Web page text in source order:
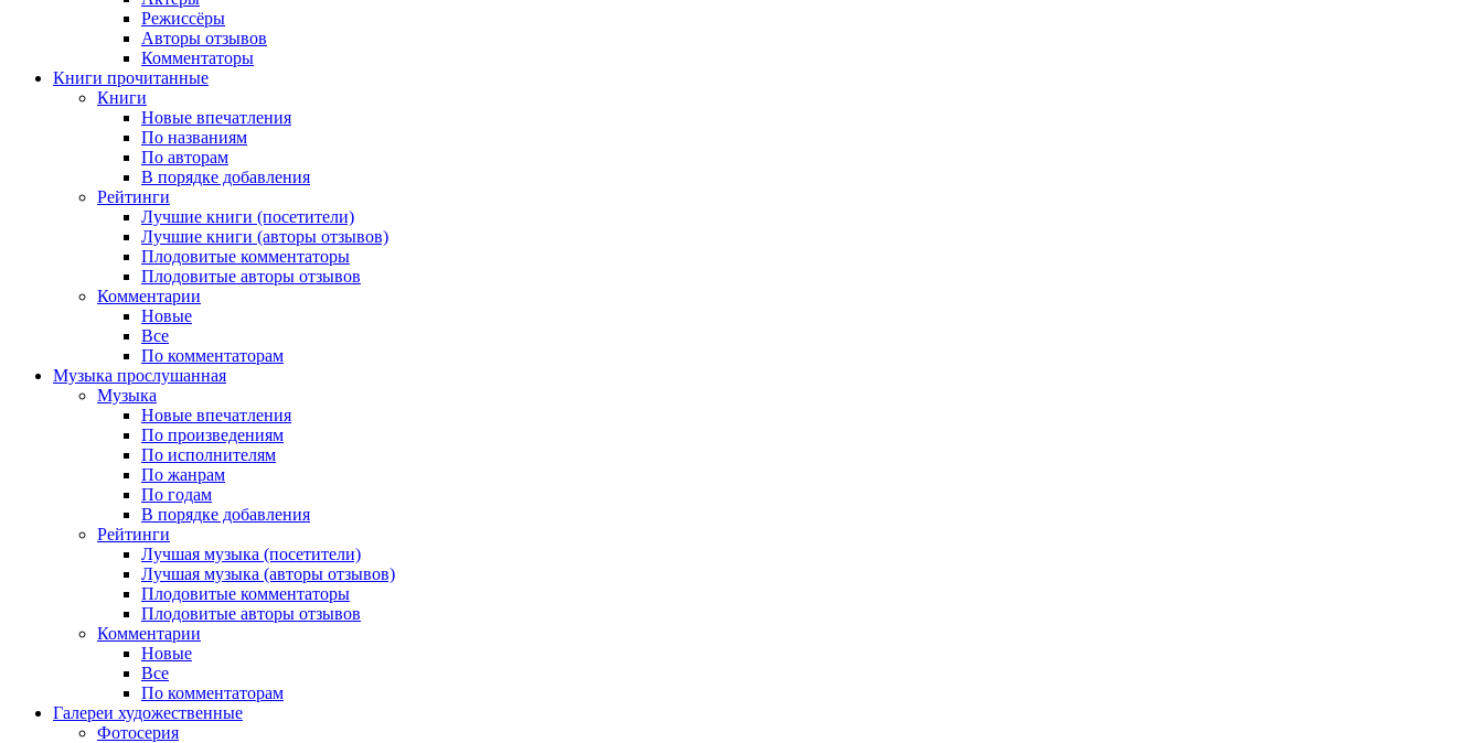
Режиссёры
Авторы отзывов
Комментаторы
Книги прочитанные
Книги
Новые впечатления
По названиям
По авторам
В порядке добавления
Рейтинги
Лучшие книги (посетители)
Лучшие книги (авторы отзывов)
Плодовитые комментаторы
Плодовитые авторы отзывов
Комментарии
Новые
Все
По комментаторам
Музыка прослушанная
Музыка
Новые впечатления
По произведениям
По исполнителям
По жанрам
По годам
В порядке добавления
Рейтинги
Лучшая музыка (посетители)
Лучшая музыка (авторы отзывов)
Плодовитые комментаторы
Плодовитые авторы отзывов
Комментарии
Новые
Все
По комментаторам
Галереи художественные
Фотосерия